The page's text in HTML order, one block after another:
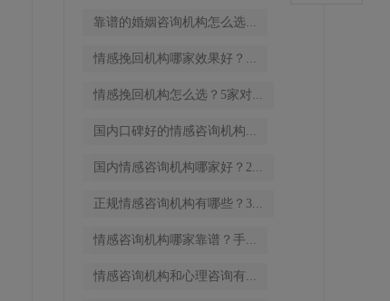
靠谱的婚姻咨询机构怎么选...
情感挽回机构哪家效果好？...
情感挽回机构怎么选？5家对...
国内口碑好的情感咨询机构...
国内情感咨询机构哪家好？2...
正规情感咨询机构有哪些？3...
情感咨询机构哪家靠谱？手...
情感咨询机构和心理咨询有...